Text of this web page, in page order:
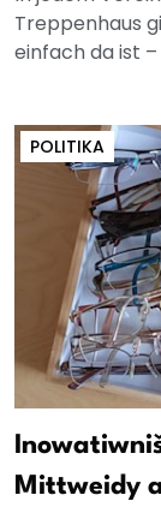
Treppenhaus
einfach da ist –
POLITIKA
Mittweidy